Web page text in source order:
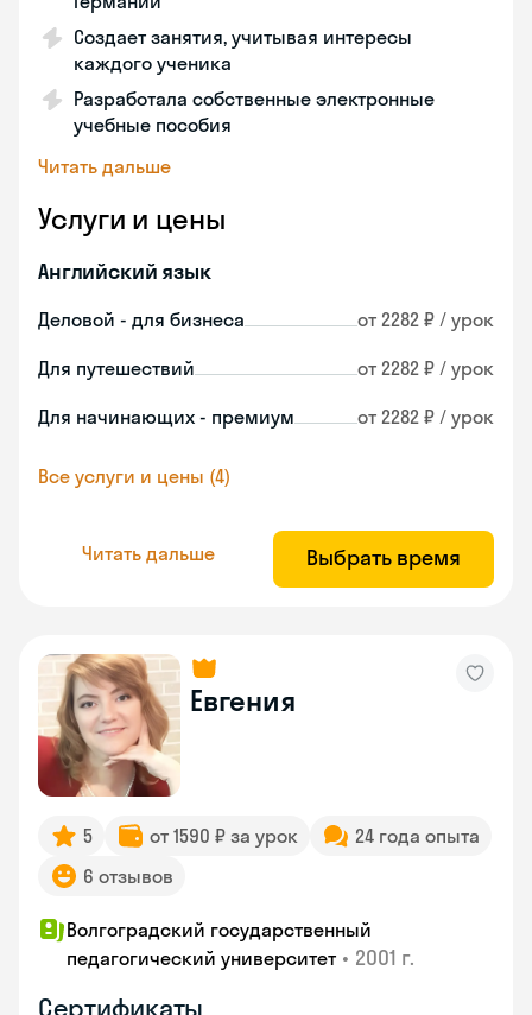
Создает занятия, учитывая интересы
каждого ученика
Разработала собственные электронные
учебные пособия
Читать дальше
Услуги и цены
Английский язык
Деловой - для бизнеса от 2282 ₽ / урок
Для путешествий от 2282 ₽ / урок
Для начинающих - премиум от 2282 ₽ / урок
Все услуги и цены (4)
Читать дальше Выбрать время
Евгения
5 от 1590 ₽ за урок
24 года опыта
6 отзывов
Волгоградский государственный
педагогический университет • 2001 г.
Сертификаты